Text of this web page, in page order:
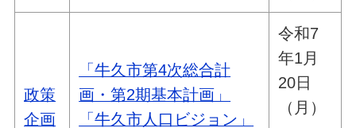
政策
企画
「牛久市第4次総合計
画・第2期基本計画」
「牛久市人口ビジョン」
令和7
年1月
20日
（月）